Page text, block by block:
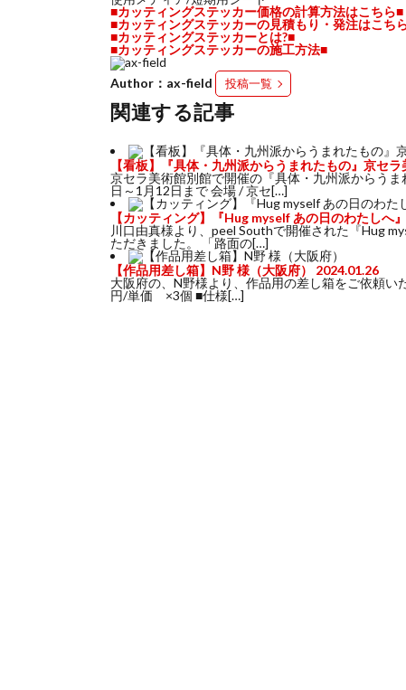
■カッティングステッカー価格の計算方法はこちら■
■カッティングステッカーの見積もり・発注はこち
■カッティングステッカーとは?■
■カッティングステッカーの施工方法■
Author：ax-field 投稿一覧
関連する記事
【看板】『具体・九州派からうまれたもの』京セ
京セラ美術館別館で開催の『具体・九州派からう
日～1月12日まで 会場 / 京セ[…]
【カッティング】『Hug myself あの日のわたしへ
川口由真様より、peel Southで開催された『Hug
ただきました。 「路面の[…]
【作品用差し箱】N野 様（大阪府）
2024.01.26
大阪府の、N野様より、作品用の差し箱をご依頼い
円/単価 ×3個 ■仕様[…]